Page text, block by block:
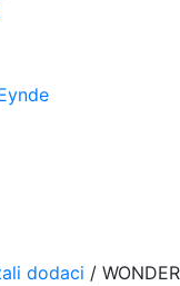
dodaci / WONDER